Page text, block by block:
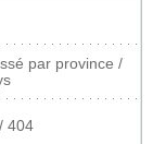
par province /
404